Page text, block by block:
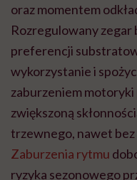
oraz momentem
Rozregulowany zegar
preferencji
wykorzystanie i
zaburzeniem motoryki
zwiększoną
trzewnego, nawet bez
Zaburzenia rytmu
ryzyka sezonowego